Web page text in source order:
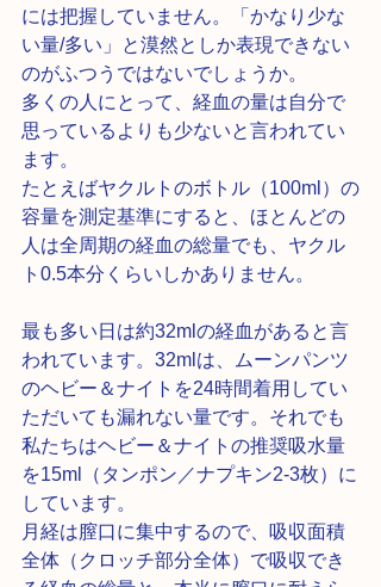
には把握していません。「かなり少な
い量/多い」と漠然としか表現できない
のがふつうではないでしょうか。
多くの人にとって、経血の量は自分で
思っているよりも少ないと言われてい
ます。
たとえばヤクルトのボトル（100ml）の
容量を測定基準にすると、ほとんどの
人は全周期の経血の総量でも、ヤクル
ト0.5本分くらいしかありません。
最も多い日は約32mlの経血があると言
われています。32mlは、ムーンパンツ
のヘビー＆ナイトを24時間着用してい
ただいても漏れない量です。それでも
私たちはヘビー＆ナイトの推奨吸水量
を15ml（タンポン／ナプキン2-3枚）に
しています。
月経は膣口に集中するので、吸収面積
全体（クロッチ部分全体）で吸収でき